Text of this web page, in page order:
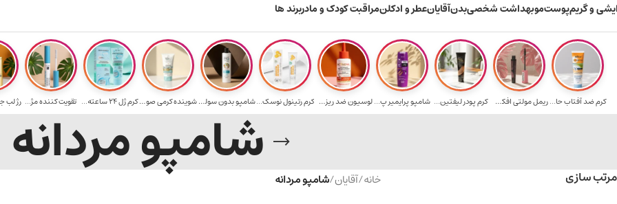
و گریمپوستموبهداشت شخصیبدنآقایانعطر و ادکلنمراقبت کودک و مادربرند ها
کرم ضد آفتاب حا... ریمل مولتی افکت... کرم پودر لیفتین... شامپو پرایمیر پ... لوسیون ضد ریزش ... کرم رتینول نوسک... شامپو بدون سولف... شوینده کرمی صور...کرم ژل ۲۴ ساعته... تقویت‌ کننده مژ... رژ لبشامپو مردانه مرتب سازی خانه/آقایان/شامپو مردانه